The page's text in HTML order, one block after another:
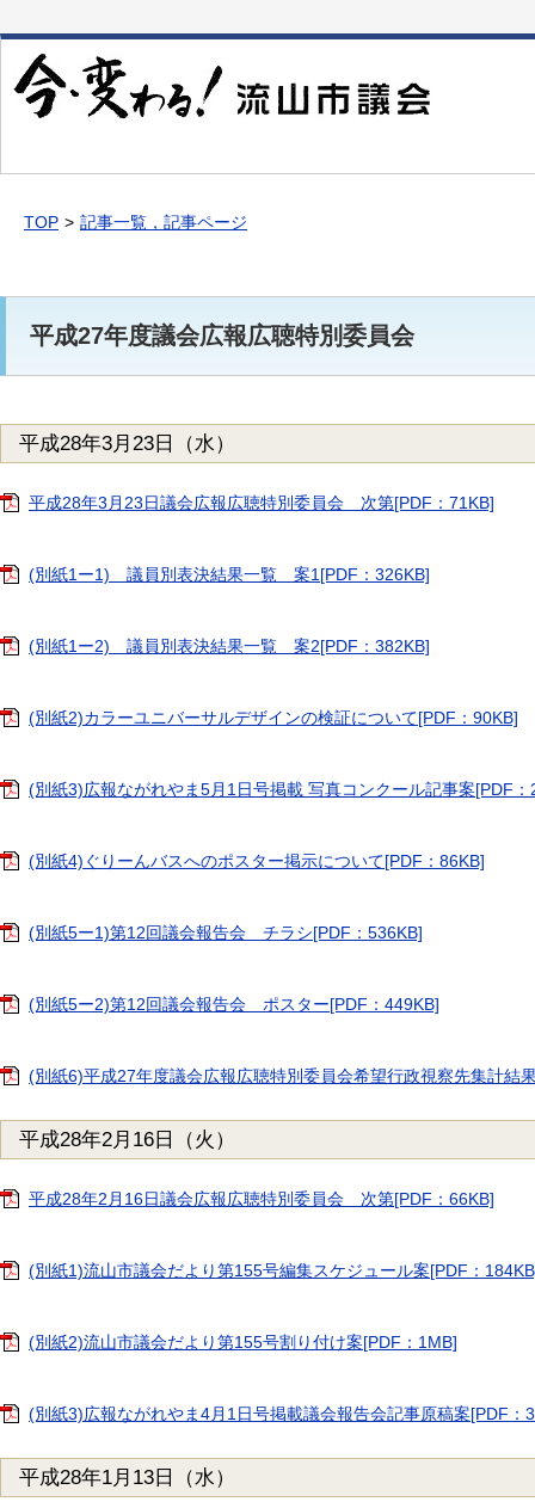
文
移
動
TOP 記事一覧，記事ページ
平成27年度議会広報広聴特別委員会
平成28年3月23日（水）
平成28年3月23日議会広報広聴特別委員会 次第[PDF：71KB]
(別紙1ー1) 議員別表決結果一覧 案1[PDF：326KB]
(別紙1ー2) 議員別表決結果一覧 案2[PDF：382KB]
(別紙2)カラーユニバーサルデザインの検証について[PDF：90KB]
(別紙3)広報ながれやま5月1日号掲載 写真コンクール記事案[PDF：
(別紙4)ぐりーんバスへのポスター掲示について[PDF：86KB]
(別紙5ー1)第12回議会報告会 チラシ[PDF：536KB]
(別紙5ー2)第12回議会報告会 ポスター[PDF：449KB]
(別紙6)平成27年度議会広報広聴特別委員会希望行政視察先集計結
平成28年2月16日（火）
平成28年2月16日議会広報広聴特別委員会 次第[PDF：66KB]
(別紙1)流山市議会だより第155号編集スケジュール案[PDF：
(別紙2)流山市議会だより第155号割り付け案[PDF：1MB]
(別紙3)広報ながれやま4月1日号掲載議会報告会記事原稿案[PDF：
平成28年1月13日（水）